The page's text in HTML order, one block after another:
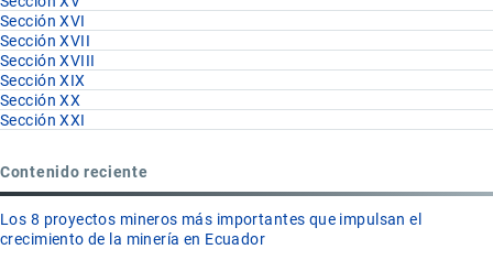
Sección XVI
Sección XVII
Sección XVIII
Sección XIX
Sección XX
Sección XXI
Contenido reciente
Los 8 proyectos mineros más importantes que impulsan el
crecimiento de la minería en Ecuador